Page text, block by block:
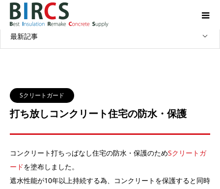
WORKS 施工実績
最新記事
Sクリートガード
打ち放しコンクリート住宅の防水・保護
コンクリート打ちっぱなし住宅の防水・保護のためSクリートガ
ードを塗布しました。
遮水性能が10年以上持続する為、コンクリートを保護すると同時